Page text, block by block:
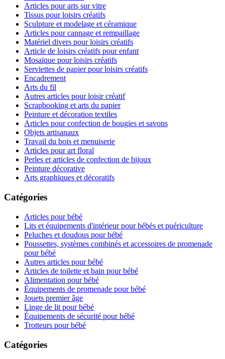
Articles pour arts sur vitre
Tissus pour loisirs créatifs
Sculpture et modelage et céramique
Articles pour cannage et rempaillage
Matériel divers pour loisirs créatifs
Article de loisirs créatifs pour enfant
Mosaïque pour loisirs créatifs
Serviettes de papier pour loisirs créatifs
Encadrement
Arts du fil
Autres articles pour loisir créatif
Scrapbooking et arts du papier
Peinture et décoration textiles
Articles pour confection de bougies et savons
Objets artisanaux
Travail du bois et menuiserie
Articles pour art floral
Perles et articles de confection de bijoux
Peinture décorative
Arts graphiques et décoratifs
Catégories
Articles pour bébé
Lits et équipements d'intérieur pour bébés et puériculture
Peluches et doudous pour bébé
Poussettes, systèmes combinés et accessoires de promenade
pour bébé
Autres articles pour bébé
Articles de toilette et bain pour bébé
Alimentation pour bébé
Équipements de promenade pour bébé
Jouets premier âge
Linge de lit pour bébé
Équipements de sécurité pour bébé
Trotteurs pour bébé
Catégories